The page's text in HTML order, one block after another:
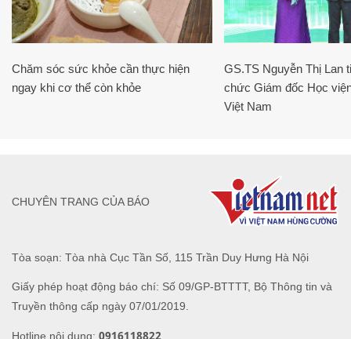
Chăm sóc sức khỏe cần thực hiện
ngay khi cơ thể còn khỏe
GS.TS Nguyễn Thị Lan
chức Giám đốc Học
Việt Nam
Tòa soạn: Tòa nhà Cục Tần Số, 115 Trần Duy Hưng Hà Nội
Giấy phép hoạt động báo chí: Số 09/GP-BTTTT, Bộ Thông tin và
Truyền thông cấp ngày 07/01/2019.
Hotline nội dung: 0916118822
CHUYÊN TRANG CỦA BÁO